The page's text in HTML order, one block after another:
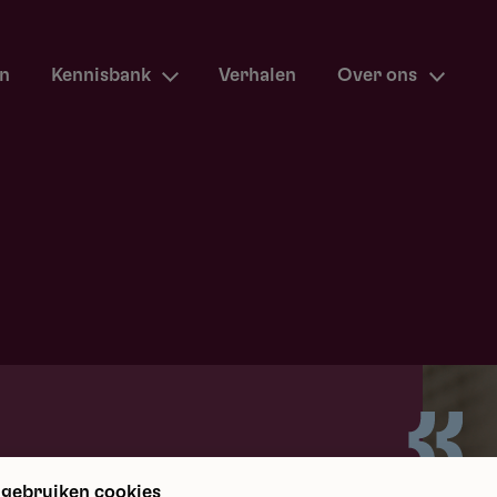
Kennisbank Verhalen Over ons
cookies